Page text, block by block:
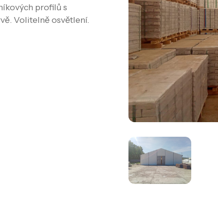
profilů s
Volitelně osvětlení.
Prodej